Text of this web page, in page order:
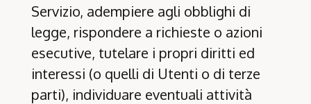
Servizio, adempiere agli obblighi di
legge, rispondere a richieste o azioni
esecutive, tutelare i propri diritti ed
interessi (o quelli di Utenti o di terze
parti), individuare eventuali attività